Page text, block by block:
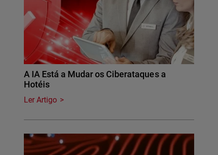
A IA Está a Mudar os Ciberataques a
Hotéis
Ler Artigo